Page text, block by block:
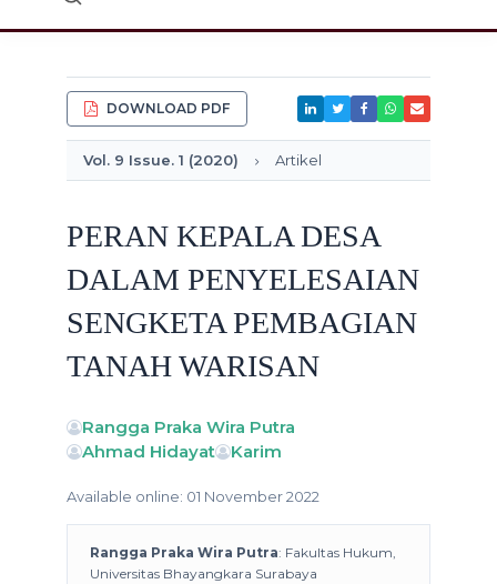
DOWNLOAD PDF
Vol. 9 Issue. 1 (2020) Artikel
PERAN KEPALA DESA
DALAM PENYELESAIAN
SENGKETA PEMBAGIAN
TANAH WARISAN
Rangga Praka Wira Putra
Ahmad Hidayat
Karim
Available online: 01 November 2022
Rangga Praka Wira Putra: Fakultas Hukum,
Universitas Bhayangkara Surabaya